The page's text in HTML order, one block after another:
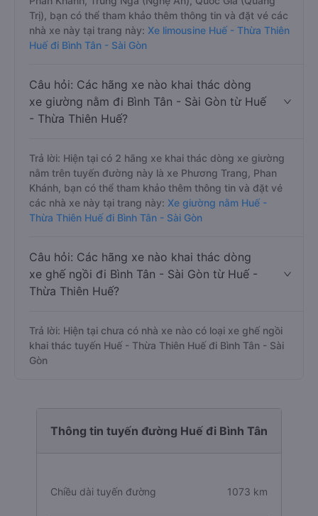
Trị), bạn có thể tham khảo thêm thông tin và đặt vé các
nhà xe này tại trang này: Xe limousine Huế - Thừa Thiên
Huế đi Bình Tân - Sài Gòn
Câu hỏi: Các hãng xe nào khai thác dòng
xe giường nằm đi Bình Tân - Sài Gòn từ Huế
- Thừa Thiên Huế?
Trả lời: Hiện tại có 2 hãng xe khai thác dòng xe giường
nằm trên tuyến đường này là xe Phương Trang, Phan
Khánh, bạn có thể tham khảo thêm thông tin và đặt vé
các nhà xe này tại trang này: Xe giường nằm Huế -
Thừa Thiên Huế đi Bình Tân - Sài Gòn
Câu hỏi: Các hãng xe nào khai thác dòng
xe ghế ngồi đi Bình Tân - Sài Gòn từ Huế -
Thừa Thiên Huế?
Trả lời: Hiện tại chưa có nhà xe nào có loại xe ghế ngồi
khai thác tuyến Huế - Thừa Thiên Huế đi Bình Tân - Sài
Gòn
Thông tin tuyến đường Huế đi Bình Tân
Chiều dài tuyến đường 1073 km